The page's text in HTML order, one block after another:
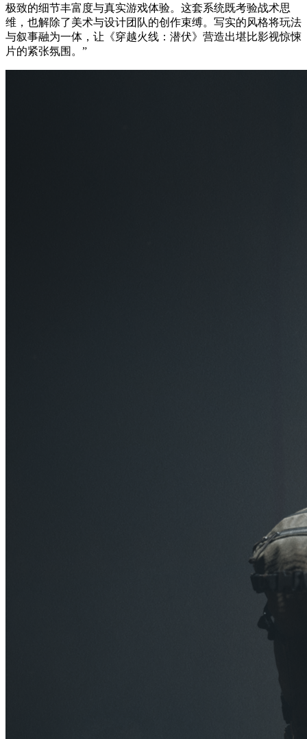
极致的细节丰富度与真实游戏体验。这套系统既考验战术思
维，也解除了美术与设计团队的创作束缚。写实的风格将玩法
与叙事融为一体，让《穿越火线：潜伏》营造出堪比影视惊悚
片的紧张氛围。”